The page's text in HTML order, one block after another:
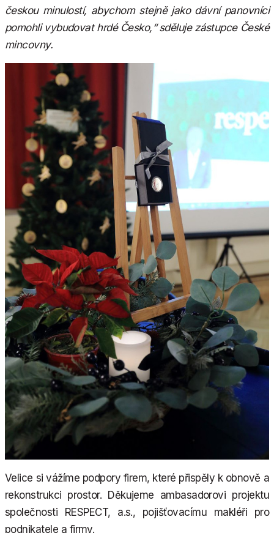
českou minulostí, abychom stejně jako dávní panovníci
pomohli vybudovat hrdé Česko,“ sděluje zástupce České
mincovny.
Velice si vážíme podpory firem, které přispěly k obnově a
rekonstrukci prostor. Děkujeme ambasadorovi projektu
společnosti RESPECT, a.s., pojišťovacímu makléři pro
podnikatele a firmy.